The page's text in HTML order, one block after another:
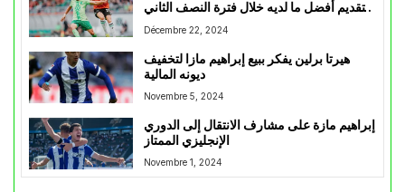
بتقديم أفضل ما لديه خلال فترة النصف الثاني
من الموسم
Décembre 22, 2024
هيرتا برلين يفكر ببيع إبراهيم مازا لتخفيف
ديونه المالية
Novembre 5, 2024
إبراهيم مازة على مشارف الانتقال إلى الدوري
الإنجليزي الممتاز
Novembre 1, 2024